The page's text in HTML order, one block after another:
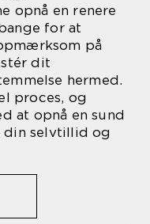
opnå en renere
for at
på
dit
hermed.
proces, og
at opnå en sund
din selvtillid og